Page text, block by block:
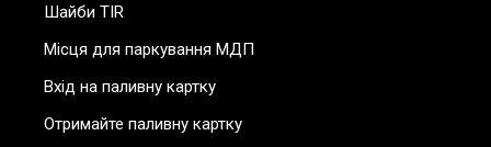
Шайби TIR
Місця для паркування МДП
Вхід на паливну картку
Отримайте паливну картку